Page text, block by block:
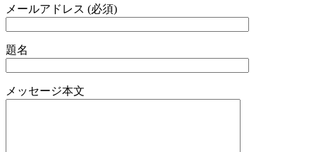
メールアドレス (必須)
題名
メッセージ本文